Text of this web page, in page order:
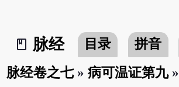
book_2
脉经 目录 拼音
脉经卷之七»病可温证第九»